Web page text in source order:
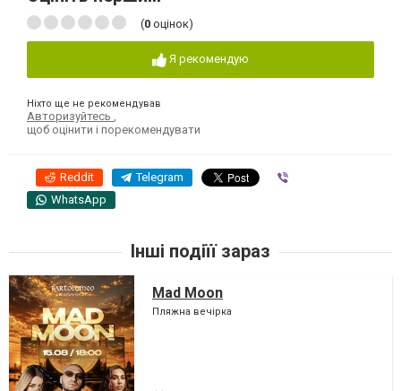
(0 оцінок)
Я рекомендую
Ніхто ще не рекомендував
Авторизуйтесь
щоб оцінити і порекомендувати
Reddit Telegram
WhatsApp
Інші подіїї зараз
Mad Moon
Пляжна вечірка